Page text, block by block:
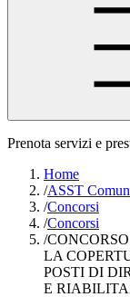
Prenota servizi e
Home
/ASST
/Concorsi
/Concorsi
/
LA
POSTI DI
E